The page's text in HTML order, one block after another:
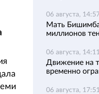
06 августа, 14:57
Мать
миллионов
06 августа, 14:11
Движение на
временно
06 августа, 17:51